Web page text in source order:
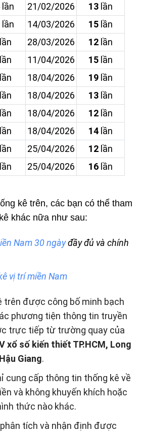
lần 21/02/2026 13 lần
lần 14/03/2026 15 lần
28/03/2026 12 lần
11/04/2026 15 lần
18/04/2026 19 lần
18/04/2026 13 lần
18/04/2026 12 lần
18/04/2026 14 lần
25/04/2026 12 lần
25/04/2026 16 lần
kê trên, các bạn có thể tham
khác nữa như sau:
Nam 30 ngàyđầy đủ và chính
vị trí miền Nam
trên được công bố minh bạch
phương tiện thông tin truyền
trực tiếp từ trường quay của
xổ số kiến thiết TP.HCM, Long
Giang.
cung cấp thông tin thống kê về
và không khuyến khích hoặc
thức nào khác.
tích và nhận định được